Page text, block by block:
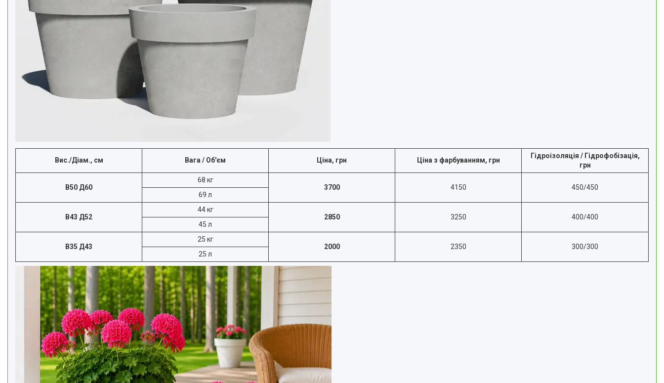
Вис./Діам., см Вага / Об'єм Ціна, грн Ціна з фарбуванням, грн
Гідроізоляція / Гідрофобізація,
грн
В50 Д60
68 кг
3700
4150
450/450
69 л
В43 Д52
44 кг
2850
3250
400/400
45 л
В35 Д43
25 кг
2000
2350
300/300
25 л